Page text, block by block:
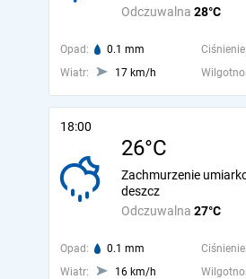
Odczuwalna 28°C
Opad: 0.1 mm Ciśnienie:
Wiatr:
17 km/h
18:00
26°C
Odczuwalna 27°C
Zachmurzenie
deszcz
Opad: 0.1 mm Ciśnienie:
Wiatr:
16 km/h